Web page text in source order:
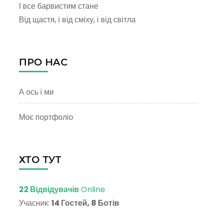
І все барвистим стане
Від щастя, і від сміху, і від світла
ПРО НАС
А ось і ми
Моє портфоліо
ХТО ТУТ
22 ВідвідувачівOnline
Учасник: 14 Гостей, 8 Ботів